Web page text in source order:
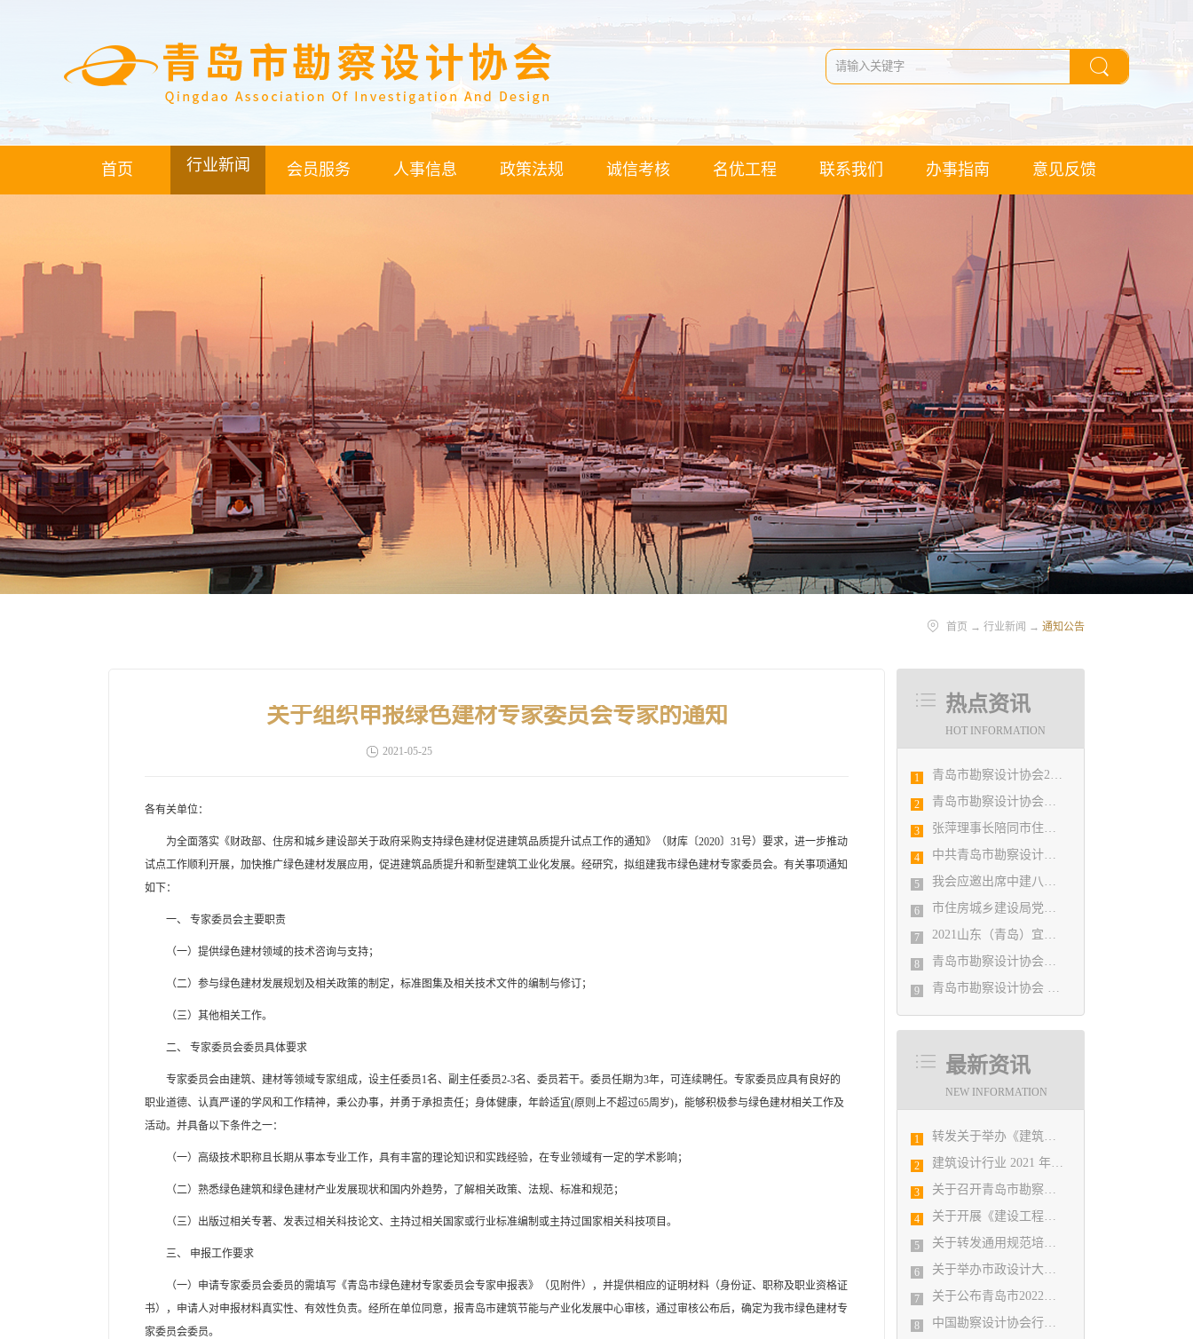
首页 行业新闻 会员服务 人事信息 政策法规 诚信考核 名优工程 联系我们 办事指南 意见反馈
首页 → 行业新闻 → 通知公告
热点资讯
HOT INFORMATION
1 青岛市勘察设计协会2020年度第一次理事会顺利召开
2 青岛市勘察设计协会陪同市住房和城乡建设局刘波副局长走访调研会员单位
3 张萍理事长陪同市住房和城乡建设局赴陇南开展东西部扶贫协作工作
4 中共青岛市勘察设计协会党支部日前召开民主生活会
5 我会应邀出席中建八局四公司设计管理研究院揭牌仪式
6 市住房城乡建设局党组书记、局长陈勇调研市勘察设计协会及所属审图机构
7 2021山东（青岛）宜居博览会盛大开幕
8 青岛市勘察设计协会党支部召开党史学习教育专题组织生活会
9 青岛市勘察设计协会 第五届二次会员代表大会纪要
最新资讯
NEW INFORMATION
1 转发关于举办《建筑电气与智能化通用规范》 GB55024-2022公益宣贯的通知
2 ​建筑设计行业 2021 年院长论坛
3 ​关于召开青岛市勘察设计协会2021年度第一次理事会的通知
4 关于开展《建设工程勘察设计条例》修订前期准备研究专题调研的通知
5 关于转发通用规范培训的通知
6 关于举办市政设计大师线上讲座活动的通知
7 关于公布青岛市2022年度勘察设计行业优秀企业、优秀企业管理者、先进工作者评选结果的通知
8 中国勘察设计协会行业数智化转型峰会通知
关于组织申报绿色建材专家委员会专家的通知
2021-05-25
各有关单位：
为全面落实《财政部、住房和城乡建设部关于政府采购支持绿色建材促进建筑品质提升试点工作的通知》（财库〔2020〕31号）要求，进一步推动
试点工作顺利开展，加快推广绿色建材发展应用，促进建筑品质提升和新型建筑工业化发展。经研究，拟组建我市绿色建材专家委员会。有关事项通知
如下：
一、 专家委员会主要职责
（一）提供绿色建材领域的技术咨询与支持；
（二）参与绿色建材发展规划及相关政策的制定，标准图集及相关技术文件的编制与修订；
（三）其他相关工作。
二、 专家委员会委员具体要求
专家委员会由建筑、建材等领域专家组成，设主任委员1名、副主任委员2-3名、委员若干。委员任期为3年，可连续聘任。专家委员应具有良好的
职业道德、认真严谨的学风和工作精神，秉公办事，并勇于承担责任；身体健康，年龄适宜(原则上不超过65周岁)，能够积极参与绿色建材相关工作及
活动。并具备以下条件之一：
（一）高级技术职称且长期从事本专业工作，具有丰富的理论知识和实践经验，在专业领域有一定的学术影响；
（二）熟悉绿色建筑和绿色建材产业发展现状和国内外趋势，了解相关政策、法规、标准和规范；
（三）出版过相关专著、发表过相关科技论文、主持过相关国家或行业标准编制或主持过国家相关科技项目。
三、 申报工作要求
（一）申请专家委员会委员的需填写《青岛市绿色建材专家委员会专家申报表》（见附件），并提供相应的证明材料（身份证、职称及职业资格证
书），申请人对申报材料真实性、有效性负责。经所在单位同意，报青岛市建筑节能与产业化发展中心审核，通过审核公布后，确定为我市绿色建材专
家委员会委员。